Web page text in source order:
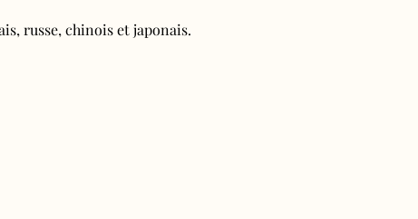
russe, chinois et japonais.